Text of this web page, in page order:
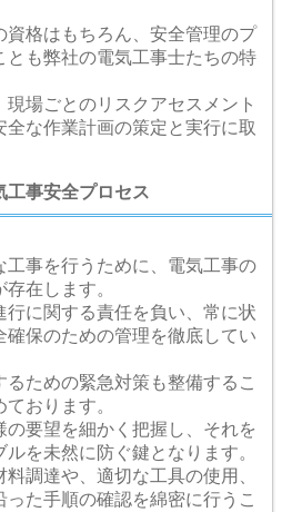
資格はもちろん、安全管理のプ
とも弊社の電気工事士たちの特
場ごとのリスクアセスメント
全な作業計画の策定と実行に取
工事安全プロセス
工事を行うために、電気工事の
在します。
に関する責任を負い、常に状
保のための管理を徹底してい
ための緊急対策も整備するこ
おります。
の要望を細かく把握し、それを
を未然に防ぐ鍵となります。
調達や、適切な工具の使用、
た手順の確認を綿密に行うこ